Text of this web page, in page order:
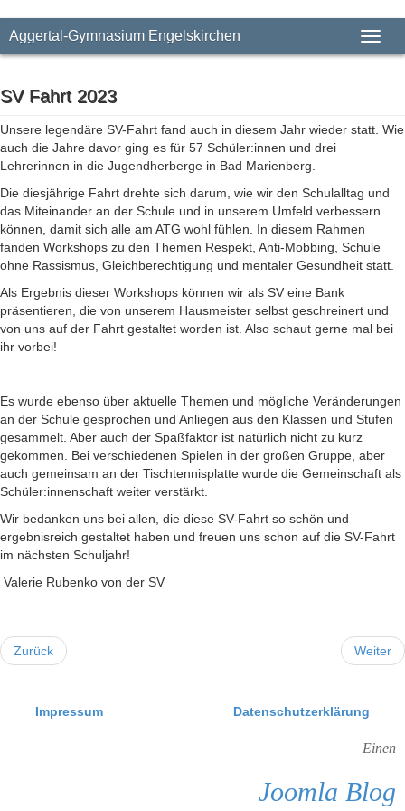
Aggertal-Gymnasium Engelskirchen
SV Fahrt 2023
Unsere legendäre SV-Fahrt fand auch in diesem Jahr wieder statt. Wie
auch die Jahre davor ging es für 57 Schüler:innen und drei
Lehrerinnen in die Jugendherberge in Bad Marienberg.
Die diesjährige Fahrt drehte sich darum, wie wir den Schulalltag und
das Miteinander an der Schule und in unserem Umfeld verbessern
können, damit sich alle am ATG wohl fühlen. In diesem Rahmen
fanden Workshops zu den Themen Respekt, Anti-Mobbing, Schule
ohne Rassismus, Gleichberechtigung und mentaler Gesundheit statt.
Als Ergebnis dieser Workshops können wir als SV eine Bank
präsentieren, die von unserem Hausmeister selbst geschreinert und
von uns auf der Fahrt gestaltet worden ist. Also schaut gerne mal bei
ihr vorbei!
Es wurde ebenso über aktuelle Themen und mögliche Veränderungen
an der Schule gesprochen und Anliegen aus den Klassen und Stufen
gesammelt. Aber auch der Spaßfaktor ist natürlich nicht zu kurz
gekommen. Bei verschiedenen Spielen in der großen Gruppe, aber
auch gemeinsam an der Tischtennisplatte wurde die Gemeinschaft als
Schüler:innenschaft weiter verstärkt.
Wir bedanken uns bei allen, die diese SV-Fahrt so schön und
ergebnisreich gestaltet haben und freuen uns schon auf die SV-Fahrt
im nächsten Schuljahr!
Valerie Rubenko von der SV
Zurück Weiter
Impressum Datenschutzerklärung
Einen
Joomla Blog